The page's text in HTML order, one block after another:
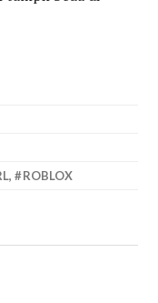
, ROBLOX